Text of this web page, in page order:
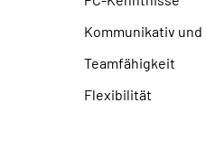
Kommunikativ
Teamfähigkeit
Flexibilität